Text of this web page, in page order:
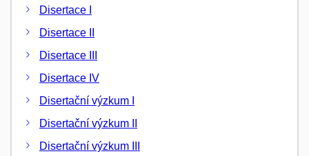
Disertace I
Disertace II
Disertace III
Disertace IV
Disertační výzkum I
Disertační výzkum II
Disertační výzkum III